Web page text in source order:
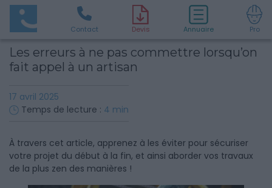
Contact Devis Annuaire Pro
Les erreurs à ne pas commettre lorsqu’on
fait appel à un artisan
17 avril 2025
Temps de lecture : 4 min
À travers cet article, apprenez à les éviter pour sécuriser
votre projet du début à la fin, et ainsi aborder vos travaux
de la plus zen des manières !